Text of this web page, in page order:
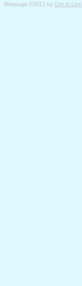
Webpage ©2012 by Get In Line